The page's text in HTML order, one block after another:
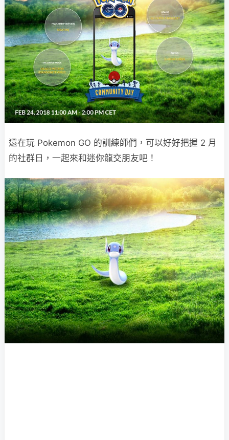
還在玩 Pokemon GO 的訓練師們，可以好好把握 2 月
的社群日，一起來和迷你龍交朋友吧！